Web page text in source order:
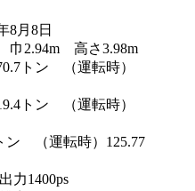
8月8日
2.94m 高さ3.98m
トン （運転時）
トン （運転時）
ン （運転時）125.77
1400ps